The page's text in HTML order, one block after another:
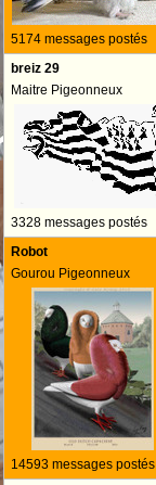
5174 messages postés
breiz 29
Maitre Pigeonneux
3328 messages postés
Robot
Gourou Pigeonneux
14593 messages postés